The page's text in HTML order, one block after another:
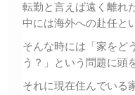
転勤と言えば遠く離れ
中には海外への赴任と
そんな時には「家をど
う？」という問題に頭
それに現在住んでいる